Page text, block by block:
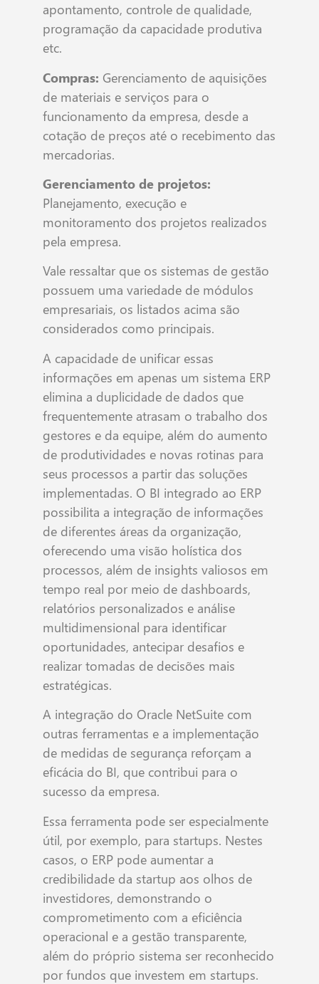
apontamento, controle de qualidade,
programação da capacidade produtiva
etc.
Compras: Gerenciamento de aquisições
de materiais e serviços para o
funcionamento da empresa, desde a
cotação de preços até o recebimento das
mercadorias.
Gerenciamento de projetos:
Planejamento, execução e
monitoramento dos projetos realizados
pela empresa.
Vale ressaltar que os sistemas de gestão
possuem uma variedade de módulos
empresariais, os listados acima são
considerados como principais.
A capacidade de unificar essas
informações em apenas um sistema ERP
elimina a duplicidade de dados que
frequentemente atrasam o trabalho dos
gestores e da equipe, além do aumento
de produtividades e novas rotinas para
seus processos a partir das soluções
implementadas. O BI integrado ao ERP
possibilita a integração de informações
de diferentes áreas da organização,
oferecendo uma visão holística dos
processos, além de insights valiosos em
tempo real por meio de dashboards,
relatórios personalizados e análise
multidimensional para identificar
oportunidades, antecipar desafios e
realizar tomadas de decisões mais
estratégicas.
A integração do Oracle NetSuite com
outras ferramentas e a implementação
de medidas de segurança reforçam a
eficácia do BI, que contribui para o
sucesso da empresa.
Essa ferramenta pode ser especialmente
útil, por exemplo, para startups. Nestes
casos, o ERP pode aumentar a
credibilidade da startup aos olhos de
investidores, demonstrando o
comprometimento com a eficiência
operacional e a gestão transparente,
além do próprio sistema ser reconhecido
por fundos que investem em startups.